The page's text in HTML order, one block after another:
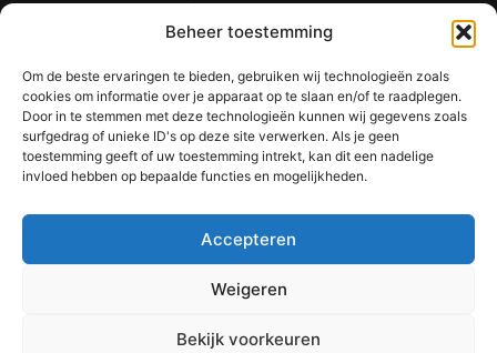
Beheer toestemming
Om de beste ervaringen te bieden, gebruiken wij technologieën zoals
cookies om informatie over je apparaat op te slaan en/of te raadplegen.
Door in te stemmen met deze technologieën kunnen wij gegevens zoals
surfgedrag of unieke ID's op deze site verwerken. Als je geen
toestemming geeft of uw toestemming intrekt, kan dit een nadelige
invloed hebben op bepaalde functies en mogelijkheden.
Accepteren
Weigeren
Bekijk voorkeuren